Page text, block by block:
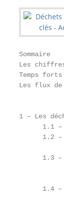
Sommaire
Les
Temps
Les flux
1 – Les
1.1
1.2
1.3 –
1.4 –